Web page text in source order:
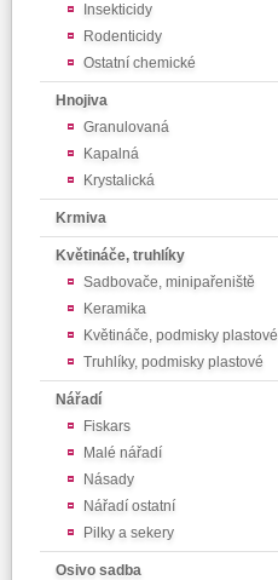
Insekticidy
Rodenticidy
Ostatní chemické
Hnojiva
Granulovaná
Kapalná
Krystalická
Krmiva
Květináče, truhlíky
Sadbovače, minipařeniště
Keramika
Květináče, podmisky plastové
Truhlíky, podmisky plastové
Nářadí
Fiskars
Malé nářadí
Násady
Nářadí ostatní
Pilky a sekery
Osivo sadba